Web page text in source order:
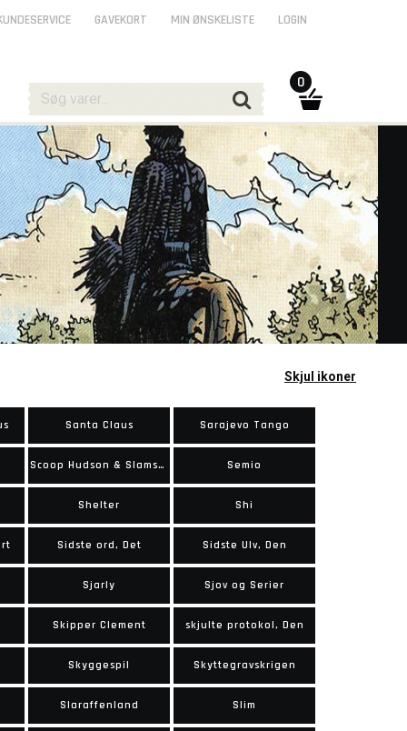
Skjul ikoner
Santa Claus Sarajevo Tango
Scoop Hudson & Slamskurken Semio
Shelter Shi
Sidste ord, Det Sidste Ulv, Den
Sjarly Sjov og Serier
Skipper Clement skjulte protokol, Den
Skyggespil Skyttegravskrigen
Slaraffenland Slim
GAVEKORT MIN ØNSKELISTE LOGIN
0